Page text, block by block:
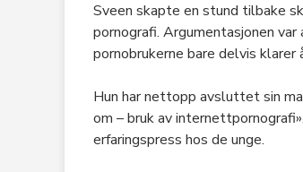
Sveen skapte en stund tilbake
pornografi. Argumentasjonen
pornobrukerne bare delvis
Hun har nettopp avsluttet sin
om – bruk av
erfaringspress hos de unge.